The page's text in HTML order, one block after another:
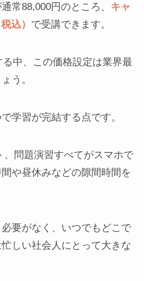
常88,000円のところ、 キャ
込） で受講できます。
中、この価格設定は業界最
う。
学習が完結する点です。
問題演習すべてがスマホで
や昼休みなどの隙間時間を
要がなく、いつでもどこで
しい社会人にとって大きな